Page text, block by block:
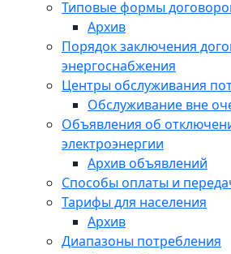
Типовые формы
Архив
Порядок заключения
энергоснабжения
Центры обслуживания
Обслуживание вне
Объявления об
электроэнергии
Архив объявлений
Способы оплаты и
Тарифы для населения
Архив
Диапазоны потребления